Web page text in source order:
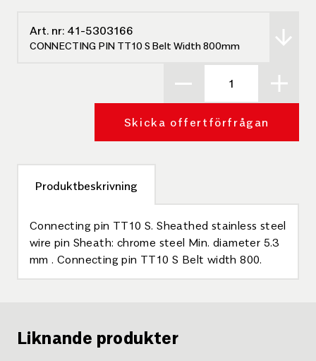
Art. nr: 41-5303166
CONNECTING PIN TT10 S Belt Width 800mm
Skicka offertförfrågan
Produktbeskrivning
Connecting pin TT10 S. Sheathed stainless steel
wire pin Sheath: chrome steel Min. diameter 5.3
mm . Connecting pin TT10 S Belt width 800.
Liknande produkter